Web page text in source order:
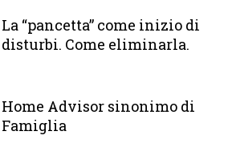
La “pancetta” come inizio di
disturbi. Come eliminarla.
Home Advisor sinonimo di
Famiglia